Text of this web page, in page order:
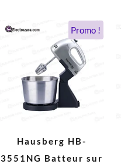
Promo !
Hausberg HB-
3551NG Batteur sur
prix
initial
était :
428 DH.
Le
prix
est :